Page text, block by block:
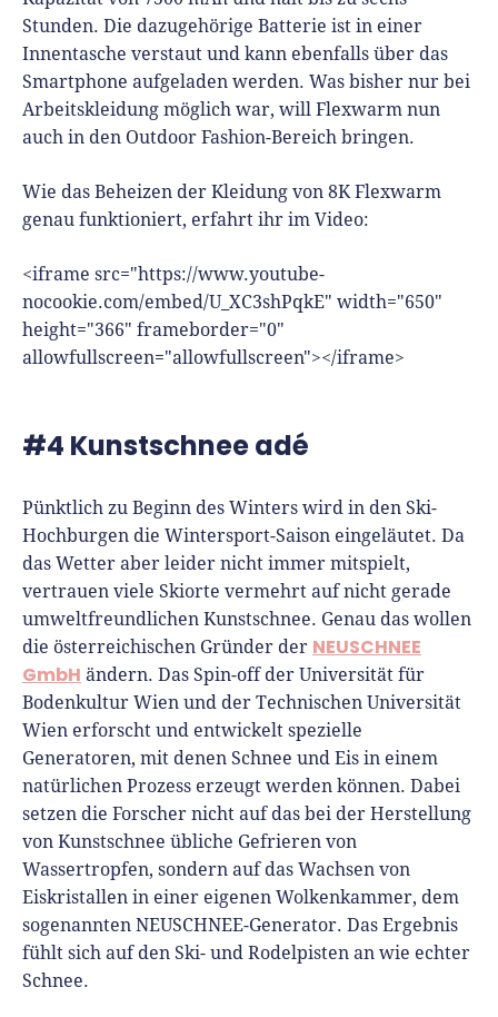
Stunden. Die dazugehörige Batterie ist in einer
Innentasche verstaut und kann ebenfalls über das
Smartphone aufgeladen werden. Was bisher nur bei
Arbeitskleidung möglich war, will Flexwarm nun
auch in den Outdoor Fashion-Bereich bringen.
Wie das Beheizen der Kleidung von 8K Flexwarm
genau funktioniert, erfahrt ihr im Video:
<iframe src="https://www.youtube-
nocookie.com/embed/U_XC3shPqkE" width="650"
height="366" frameborder="0"
allowfullscreen="allowfullscreen"></iframe>
#4 Kunstschnee adé
Pünktlich zu Beginn des Winters wird in den Ski-
Hochburgen die Wintersport-Saison eingeläutet. Da
das Wetter aber leider nicht immer mitspielt,
vertrauen viele Skiorte vermehrt auf nicht gerade
umweltfreundlichen Kunstschnee. Genau das wollen
die österreichischen Gründer der NEUSCHNEE
GmbH ändern. Das Spin-off der Universität für
Bodenkultur Wien und der Technischen Universität
Wien erforscht und entwickelt spezielle
Generatoren, mit denen Schnee und Eis in einem
natürlichen Prozess erzeugt werden können. Dabei
setzen die Forscher nicht auf das bei der Herstellung
von Kunstschnee übliche Gefrieren von
Wassertropfen, sondern auf das Wachsen von
Eiskristallen in einer eigenen Wolkenkammer, dem
sogenannten NEUSCHNEE-Generator. Das Ergebnis
fühlt sich auf den Ski- und Rodelpisten an wie echter
Schnee.